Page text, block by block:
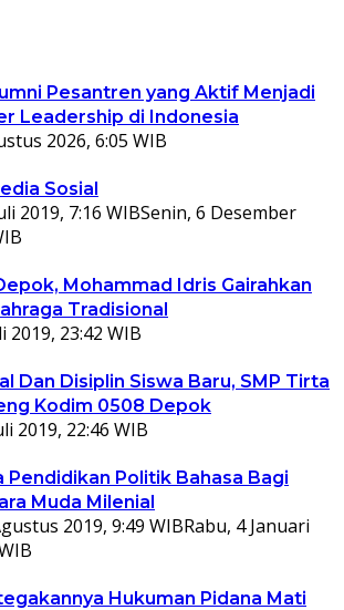
Pesantren yang Aktif Menjadi
Leadership di Indonesia
2026, 6:05 WIB
Sosial
2019, 7:16 WIBSenin, 6 Desember
Mohammad Idris Gairahkan
Tradisional
2019, 23:42 WIB
Dan Disiplin Siswa Baru, SMP Tirta
Kodim 0508 Depok
2019, 22:46 WIB
Pendidikan Politik Bahasa Bagi
Muda Milenial
2019, 9:49 WIBRabu, 4 Januari
Hukuman Pidana Mati